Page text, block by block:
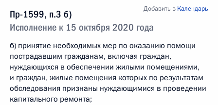
Пр-1599, п.3 б)
Исполнение к 15 октября 2020 года
Добавить в Календарь
б) принятие необходимых мер по оказанию помощи
пострадавшим гражданам, включая граждан,
нуждающихся в обеспечении жилыми помещениями,
и граждан, жилые помещения которых по результатам
обследования признаны нуждающимися в проведении
капитального ремонта;